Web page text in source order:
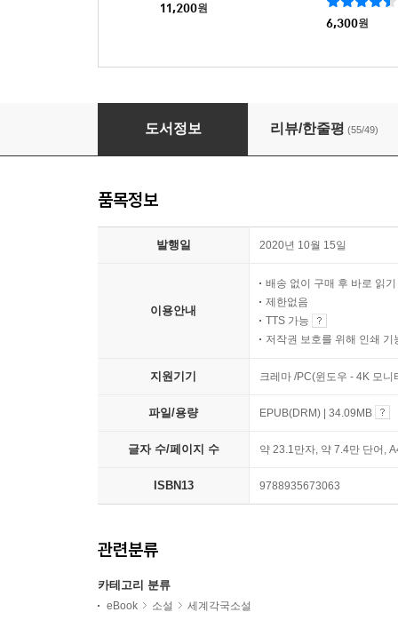
11,200원
6,300원
어른들의 거짓된 삶
도서정보 리뷰/한줄평 (55/49)
품목정보
발행일 2020년 10월 15일
이용안내
배송 없이 구매 후 바로 읽기
제한없음
TTS 가능
저작권 보호를 위해 인쇄 기
지원기기 크레마 /PC(윈도우 - 4K 모
파일/용량 EPUB(DRM) | 34.09MB
글자 수/페이지 수 약 23.1만자, 약 7.4만 단어,
ISBN13 9788935673063
관련분류
카테고리 분류
eBook 소설 세계각국소설